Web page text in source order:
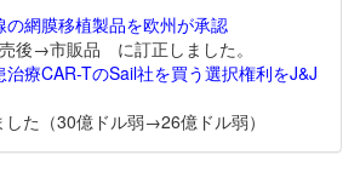
網膜移植製品を欧州が承認
後→市販品 に訂正しました。
療CAR-TのSail社を買う選択権利をJ&J
した（30億ドル弱→26億ドル弱）